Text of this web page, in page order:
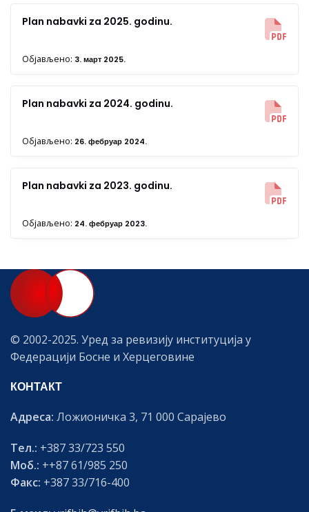
Plan nabavki za 2025. godinu.
Објављено: 3. март 2025.
Plan nabavki za 2024. godinu.
Објављено: 26. фебруар 2024.
Plan nabavki za 2023. godinu.
Објављено: 24. фебруар 2023.
© 2002-2025. Уред за ревизију институција у
Федерацији Босне и Херцеговине
КОНТАКТ
Адреса: Ложионичка 3, 71 000 Сарајево
Тел.: +387 33/723 550
Моб.: ++87 61/985 250
Факс: +387 33/716-400